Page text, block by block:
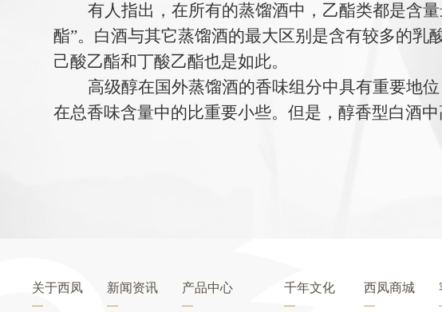
有人指出，在所有的蒸馏酒中，乙酯类都是含
酯”。白酒与其它蒸馏酒的最大区别是含有较多的
己酸乙酯和丁酸乙酯也是如此。
高级醇在国外蒸馏酒的香味组分中具有重要地
在总香味含量中的比重要小些。但是，醇香型白酒中
关于西凤 新闻资讯 产品中心 千年文化 西凤商城